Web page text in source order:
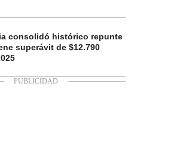
consolidó histórico repunte
superávit de $12.790